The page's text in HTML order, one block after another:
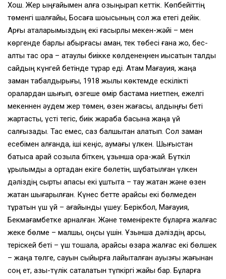
Хош. Жер ыңғайымен алға озыңқырап кеттік. Көпбейіттің
төменгі шалғайы, Босаға шоқысының сол жақ етегі дейік.
Арғы аталарымыздың екі ғасырлық мекен-жәйі – мен
көргенде барлық қабырғасы аман, тек төбесі ғана жоқ, бес-
алты тас қора – атаулы биікке көлденеңнен қиысатын талды
сайдың күнгей бетінде тұрар еді. Атам Мағауия, жаңа
заман табалдырығы, 1918 жылы көктемде ескілікті
қоралардан шығып, өзгеше өмір бастамақ ниетпен, ежелгі
мекеннен әудем жер төмен, өзен жағасы, алдыңғы беті
жартасты, үсті тегіс, биік жарқабақ басына жаңа үй
салғызады. Тас емес, саз балшықтан қалатып. Сол заман
есебімен алғанда, іші кеңіс, аумағы үлкен. Шығыстан
батысқа қарай созыла біткен, ұзыншақ қора-жай. Бүткіл
құрылымды қақ ортадан екіге бөлетін, шұбатылған үлкен
дәліздің сыртқы қақпасы екі ұштықта – тау жақтан және өзен
жақтан шығарылған. Күнес бетте әрқайсы екі бөлмеден
тұратын үш үй – ағайынды үшеу: Берікбол, Мағауия,
Бекмағамбетке арналған. Және төменіректе бұларға жалғас
жеке бөлме – малшы, қоңсы үшін. Ұзыншақ дәліздің қарсы,
теріскей беті – үш тошала, әрқайсы өзара жалғас екі бөлшек
– жаңа төлге, сауын сыйырға лайықталған ауызғы жағынан
соң ет, азық-түлік сақталатын түпкіргі жайы бар. Бұларға